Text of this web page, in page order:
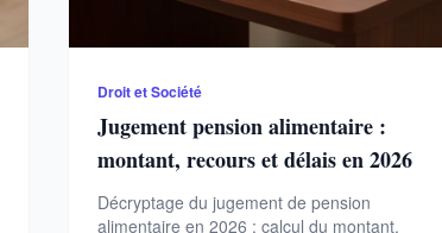
Droit et Société
Jugement pension alimentaire :
montant, recours et délais en 2026
Décryptage du jugement de pension
alimentaire en 2026 : calcul du montant,